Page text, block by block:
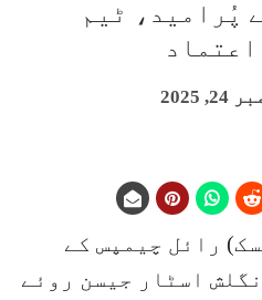
پُرامید، ٹیم
2025
رائل چیمپس کے
اسٹار جیسن روئے